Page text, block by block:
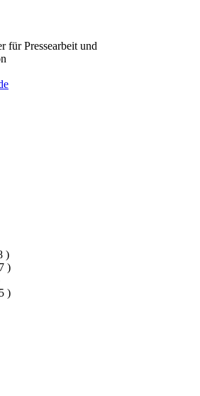
für Pressearbeit und
)
)
)